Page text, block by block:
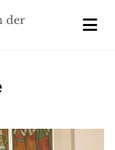
der